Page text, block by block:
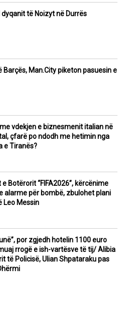
dyqanit të Noizyt në Durrës
Barçës, Man.City piketon pasuesin e
vdekjen e biznesmenit italian në
çfarë po ndodh me hetimin nga
e Tiranës?
Botërorit “FIFA2026”, kërcënime
alarme për bombë, zbulohet plani
Leo Messin
por zgjedh hotelin 1100 euro
rrogë e ish-vartësve të tij/ Alibia
të Policisë, Ulian Shpataraku pas